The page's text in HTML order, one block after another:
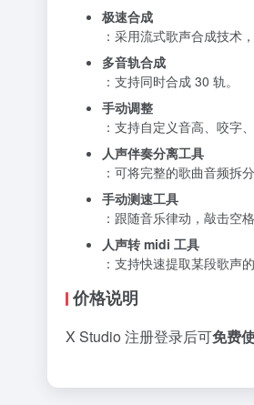
极速合成
：采用流式歌声合成技术
多音轨合成
：支持同时合成 30 轨。
手动调整
：支持自定义音高、咬字
人声伴奏分离工具
：可将完整的歌曲音频拆
手动测速工具
：跟随音乐律动，敲击空
人声转 midi 工具
：支持快速提取某段歌声
价格说明
X Studio 注册登录后可免费